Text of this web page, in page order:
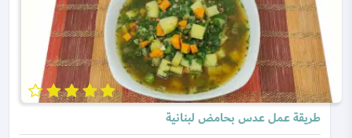
طريقة عمل عدس بحامض لبنانية